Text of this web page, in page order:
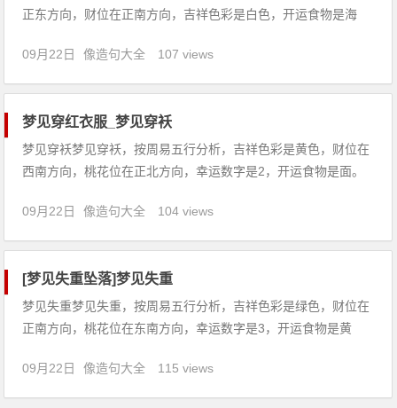
正东方向，财位在正南方向，吉祥色彩是白色，开运食物是海
者，象征着损失和经营不善，如果不改善经营管理，他的企业可
能会一蹶不振。2、做生意的人梦见失败，一切顺利得财利，勿
09月22日 像造句大全 107 views
梦见穿红衣服_梦见穿袄
梦见穿袄梦见穿袄，按周易五行分析，吉祥色彩是黄色，财位在
西南方向，桃花位在正北方向，幸运数字是2，开运食物是面。
的运势不好，因为自己的言行举止得罪他人，因此需要学会如何
改变自己的言行举止。2、学生梦见穿袄，说明学业方面的运势
09月22日 像造句大全 104 views
[梦见失重坠落]梦见失重
梦见失重梦见失重，按周易五行分析，吉祥色彩是绿色，财位在
正南方向，桃花位在东南方向，幸运数字是3，开运食物是黄
切谦让可获吉祥，可望如意顺利。2、怀孕的人梦见失重，生
男，忌动土惊胎神不妙。3、做生意的人梦见失重，损失大，财
09月22日 像造句大全 115 views